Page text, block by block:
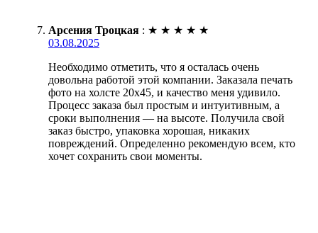
Арсения Троцкая : ★ ★ ★ ★ ★
03.08.2025
Необходимо отметить, что я осталась очень
довольна работой этой компании. Заказала печать
фото на холсте 20х45, и качество меня удивило.
Процесс заказа был простым и интуитивным, а
сроки выполнения — на высоте. Получила свой
заказ быстро, упаковка хорошая, никаких
повреждений. Определенно рекомендую всем, кто
хочет сохранить свои моменты.